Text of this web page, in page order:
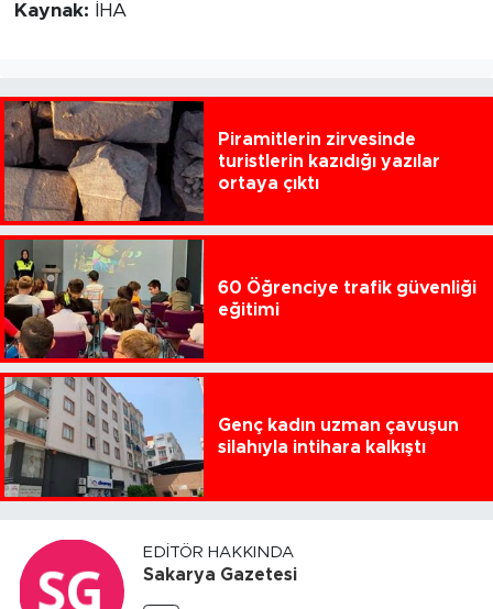
Kaynak: İHA
Piramitlerin zirvesinde
turistlerin kazıdığı yazılar
ortaya çıktı
60 Öğrenciye trafik güvenliği
eğitimi
Genç kadın uzman çavuşun
silahıyla intihara kalkıştı
EDITÖR HAKKINDA
Sakarya Gazetesi